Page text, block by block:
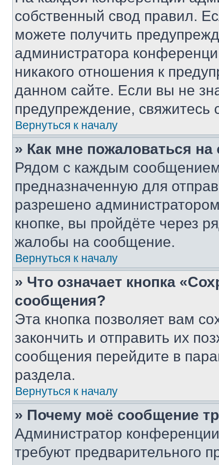
собственный свод правил.
можете получить
администратора
никакого отношения к
данном сайте. Если вы не
предупреждение,
Вернуться к началу
» Как мне пожаловаться
Рядом с каждым сообщением
предназначенную для
разрешено
кнопке, вы пройдёте через
жалобы на сообщение.
Вернуться к началу
» Что означает кнопка
сообщения?
Эта кнопка позволяет вам
закончить и отправить их
сообщения перейдите в
раздела.
Вернуться к началу
» Почему моё сообщение
Администратор
требуют предварительного